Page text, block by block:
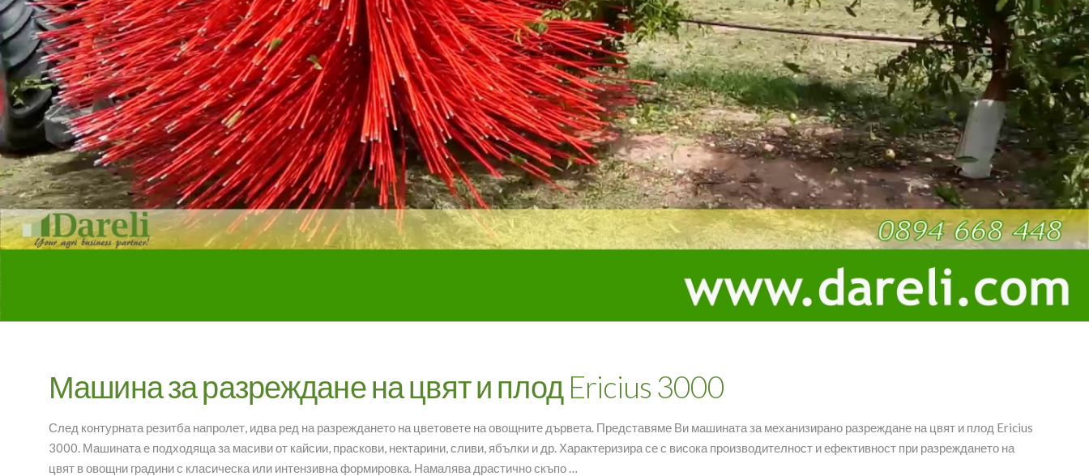
Машина за разреждане на цвят и плод Ericius 3000
След контурната резитба напролет, идва ред на разреждането на цветовете на овощните дървета. Представяме Ви машината за механизирано разреждане на цвят и плод Ericius
3000. Машината е подходяща за масиви от кайсии, праскови, нектарини, сливи, ябълки и др. Характеризира се с висока производителност и ефективност при разреждането на
цвят в овощни градини с класическа или интензивна формировка. Намалява драстично скъпо …